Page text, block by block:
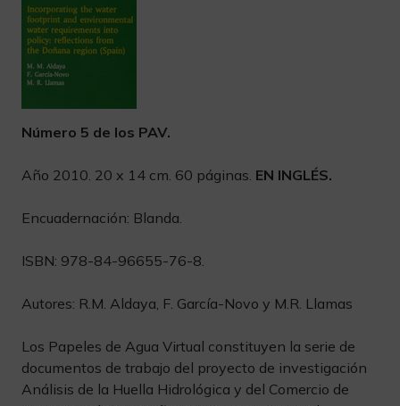
Número 5 de los PAV.
Año 2010. 20 x 14 cm. 60 páginas. EN INGLÉS.
Encuadernación: Blanda.
ISBN: 978-84-96655-76-8.
Autores: R.M. Aldaya, F. García-Novo y M.R. Llamas
Los Papeles de Agua Virtual constituyen la serie de
documentos de trabajo del proyecto de investigación
Análisis de la Huella Hidrológica y del Comercio de